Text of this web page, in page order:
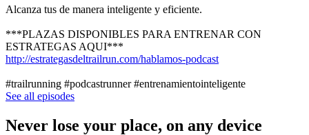
Alcanza tus de manera inteligente y eficiente.
***PLAZAS DISPONIBLES PARA ENTRENAR CON
ESTRATEGAS AQUI***
http://estrategasdeltrailrun.com/hablamos-podcast
#trailrunning #podcastrunner #entrenamientointeligente
See all episodes
Never lose your place, on any device